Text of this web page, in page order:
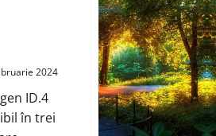
2024
ID.4
în trei